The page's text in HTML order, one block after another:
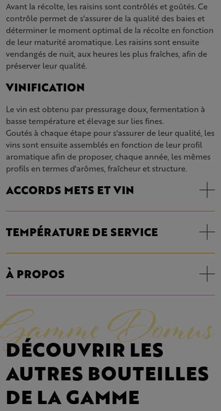
Avant la récolte, les raisins sont contrôlés et goûtés. Ce
contrôle permet de s'assurer de la qualité des baies et
déterminer le moment optimal de la récolte en fonction
de leur maturité aromatique. Les raisins sont ensuite
vendangés de nuit, aux heures les plus fraîches, afin de
préserver leur qualité.
VINIFICATION
Le vin est obtenu par pressurage doux, fermentation à
basse température et élevage sur lies fines.
Goutés à chaque étape pour s'assurer de leur qualité, les
vins sont ensuite assemblés en fonction de leur profil
aromatique afin de proposer, chaque année, les mêmes
profils en termes d'arômes, fraîcheur et structure.
ACCORDS METS ET VIN
TEMPÉRATURE DE SERVICE
À PROPOS
Domus
DÉCOUVRIR LES
AUTRES BOUTEILLES
DE LA GAMME